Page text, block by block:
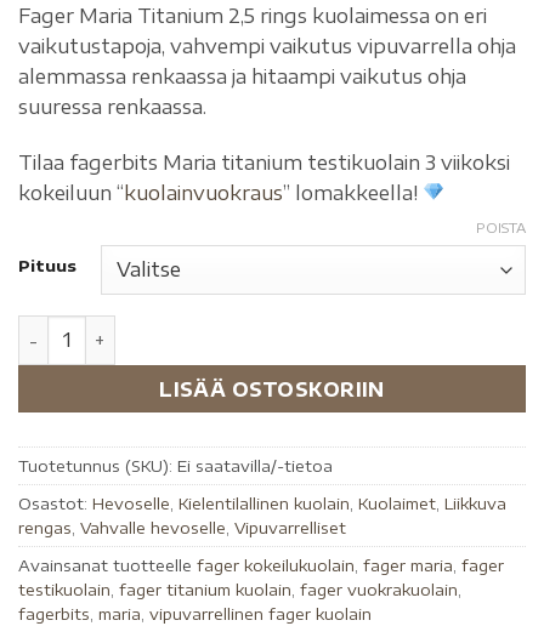
Fager Maria Titanium 2,5 rings kuolaimessa on eri
vaikutustapoja, vahvempi vaikutus vipuvarrella ohja
alemmassa renkaassa ja hitaampi vaikutus ohja
suuressa renkaassa.
Tilaa fagerbits Maria titanium testikuolain 3 viikoksi
kokeiluun “kuolainvuokraus” lomakkeella!
Pituus
POISTA
LISÄÄ OSTOSKORIIN
Tuotetunnus (SKU): Ei saatavilla/-tietoa
Osastot: Hevoselle, Kielentilallinen kuolain, Kuolaimet, Liikkuva
rengas, Vahvalle hevoselle, Vipuvarrelliset
Avainsanat tuotteelle fager kokeilukuolain, fager maria, fager
testikuolain, fager titanium kuolain, fager vuokrakuolain,
fagerbits, maria, vipuvarrellinen fager kuolain